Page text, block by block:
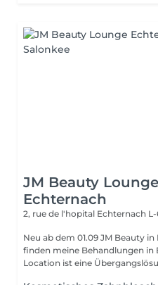
JM Beauty Lounge
Echternach
2, rue de l'hopital Echternach
Neu ab dem 01.09 JM Beauty in Echternach Ab September
finden meine Behandlungen in
Location ist eine